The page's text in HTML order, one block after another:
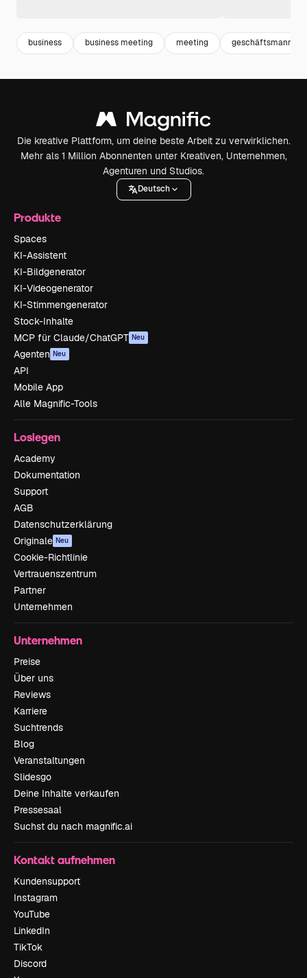
business business meeting meeting geschäftsmann
Die kreative Plattform, um deine beste Arbeit zu verwirklichen.
Mehr als 1 Million Abonnenten unter Kreativen, Unternehmen,
Agenturen und Studios.
Deutsch
Produkte
Spaces
KI-Assistent
KI-Bildgenerator
KI-Videogenerator
KI-Stimmengenerator
Stock-Inhalte
MCP für Claude/ChatGPT Neu
Agenten Neu
API
Mobile App
Alle Magnific-Tools
Loslegen
Academy
Dokumentation
Support
AGB
Datenschutzerklärung
Originale Neu
Cookie-Richtlinie
Vertrauenszentrum
Partner
Unternehmen
Unternehmen
Preise
Über uns
Reviews
Karriere
Suchtrends
Blog
Veranstaltungen
Slidesgo
Deine Inhalte verkaufen
Pressesaal
Suchst du nach magnific.ai
Kontakt aufnehmen
Kundensupport
Instagram
YouTube
LinkedIn
TikTok
Discord